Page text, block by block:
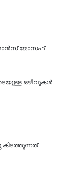
മോൻസ് ജോസഫ്
ഒഴിവുകള്‍
കിടത്തുന്നത്